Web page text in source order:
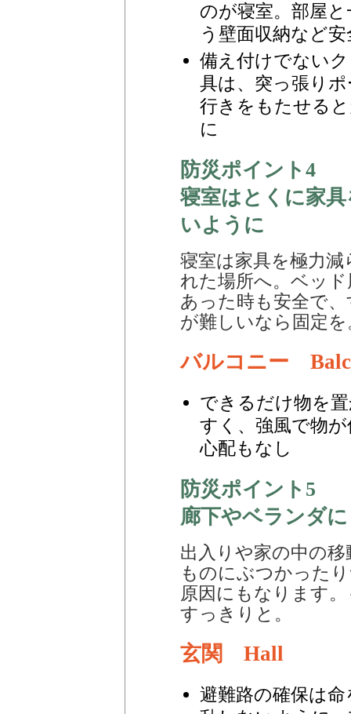
のが寝室。部屋
う壁面収納など
備え付けでない
具は、突っ張り
行きをもたせる
に
防災ポイント4
寝室はとくに家
いように
寝室は家具を極力
れた場所へ。ベッ
あった時も安全で
が難しいなら固定を
バルコニー
できるだけ物を
すく、強風で物
心配もなし
防災ポイント5
廊下やベランダ
出入りや家の中の
ものにぶつかった
原因にもなります
すっきりと。
玄関 Hall
避難路の確保は